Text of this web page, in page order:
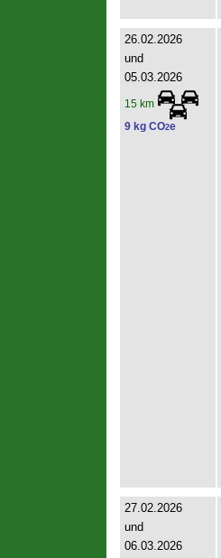
26.02.2026
und
05.03.2026
15 km
9 kg CO2e
27.02.2026
und
06.03.2026